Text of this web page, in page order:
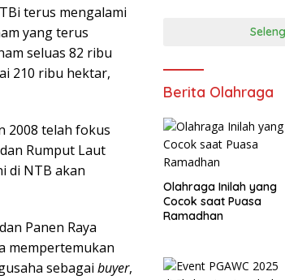
terus mengalami
yang terus
seluas 82 ribu
210 ribu hektar,
2008 telah fokus
Rumput Laut
di NTB akan
Panen Raya
mempertemukan
sebagai buyer,
Berita Olahraga
Olahraga Inilah yang
Cocok saat Puasa
Ramadhan